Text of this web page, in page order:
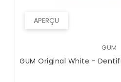
APERÇU
GUM
GUM Original White -